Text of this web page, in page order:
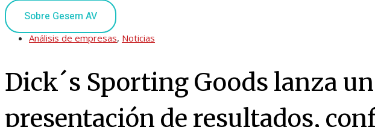
Sobre Gesem AV
Análisis de empresas, Noticias
Dick´s Sporting Goods lanza
presentación de resultados,